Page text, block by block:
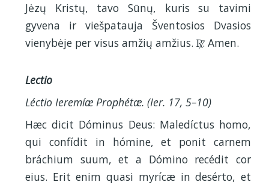
Jėzų Kristų, tavo Sūnų, kuris su tavimi
gyvena ir viešpatauja Šventosios Dvasios
vienybėje per visus amžių amžius. R. Amen.
Lectio
Léctio Ieremíæ Prophétæ. (Ier. 17, 5–10)
Hæc dicit Dóminus Deus: Maledíctus homo,
qui confídit in hómine, et ponit carnem
bráchium suum, et a Dómino recédit cor
eius. Erit enim quasi myrícæ in desérto, et